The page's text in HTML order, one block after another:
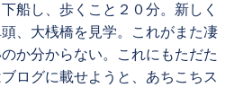
船し、歩くこと２０分。新しく
、大桟橋を見学。これがまた凄
か分からない。これにもただた
ログに載せようと、あちこちス